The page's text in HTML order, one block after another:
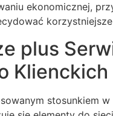
ekonomicznej,
plus
stosunkiem w